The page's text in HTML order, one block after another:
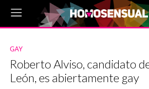
GAY
Roberto Alviso, candidato
León, es abiertamente gay